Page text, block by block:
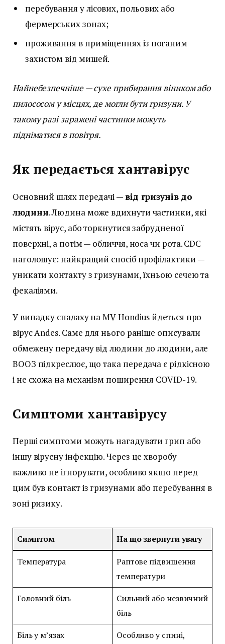
перебування у лісових, польових або
фермерських зонах;
проживання в приміщеннях із поганим
захистом від мишей.
Найнебезпечніше — сухе прибирання віником або
пилососом у місцях, де могли бути гризуни. У
такому разі заражені частинки можуть
підніматися в повітря.
Як передається хантавірус
Основний шлях передачі — від гризунів до
людини. Людина може вдихнути частинки, які
містять вірус, або торкнутися забрудненої
поверхні, а потім — обличчя, носа чи рота. CDC
наголошує: найкращий спосіб профілактики —
уникати контакту з гризунами, їхньою сечею та
фекаліями.
У випадку спалаху на MV Hondius йдеться про
вірус Andes. Саме для нього раніше описували
обмежену передачу від людини до людини, але
ВООЗ підкреслює, що така передача є рідкісною
і не схожа на механізм поширення COVID-19.
Симптоми хантавірусу
Перші симптоми можуть нагадувати грип або
іншу вірусну інфекцію. Через це хворобу
важливо не ігнорувати, особливо якщо перед
цим був контакт із гризунами або перебування в
зоні ризику.
Симптом На що звернути увагу
Температура
Раптове підвищення
температури
Головний біль
Сильний або незвичний
біль
Біль у м’язах
Особливо у спині,